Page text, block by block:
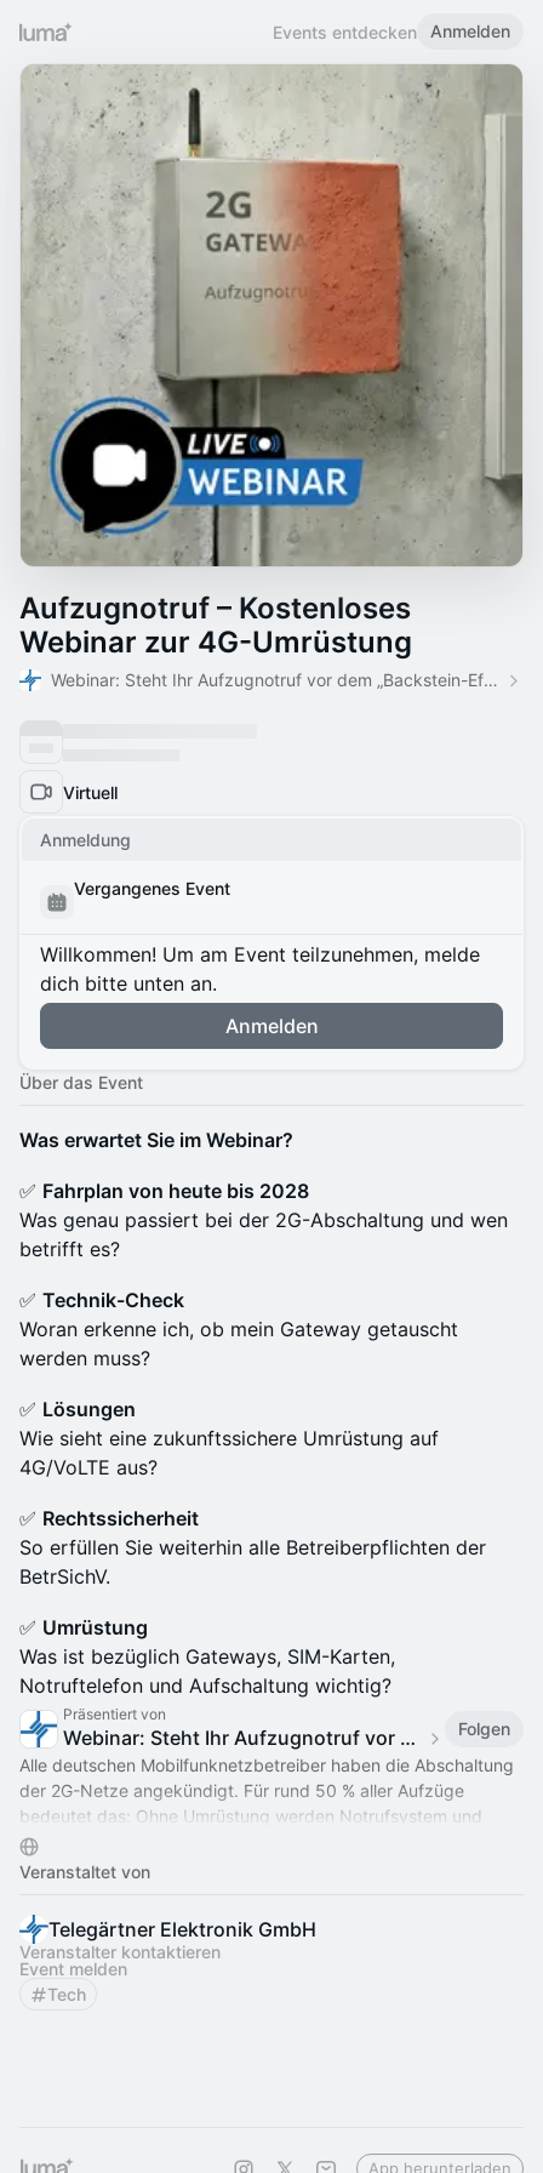
Events entdecken Anmelden
Aufzugnotruf – Kostenloses
Webinar zur 4G-Umrüstung
Webinar: Steht Ihr Aufzugnotruf vor dem „Backstein-Effekt“?
Virtuell
Anmeldung
Vergangenes Event
Willkommen! Um am Event teilzunehmen, melde
dich bitte unten an.
Anmelden
Über das Event
Was erwartet Sie im Webinar?
✅ Fahrplan von heute bis 2028
Was genau passiert bei der 2G-Abschaltung und wen
betrifft es?
✅ Technik-Check
Woran erkenne ich, ob mein Gateway getauscht
werden muss?
✅ Lösungen
Wie sieht eine zukunftssichere Umrüstung auf
4G/VoLTE aus?
✅ Rechtssicherheit
So erfüllen Sie weiterhin alle Betreiberpflichten der
BetrSichV.
✅ Umrüstung
Was ist bezüglich Gateways, SIM-Karten,
Notruftelefon und Aufschaltung wichtig?
Präsentiert von
Webinar: Steht Ihr Aufzugnotruf vor dem „Backstein-Effekt“?
Folgen
Alle deutschen Mobilfunknetzbetreiber haben die Abschaltung
der 2G-Netze angekündigt. Für rund 50 % aller Aufzüge
bedeutet das: Ohne Umrüstung werden Notrufsystem und
Aufzug funktionsunfähig.
Veranstaltet von
Telegärtner Elektronik GmbH
Veranstalter kontaktieren
Event melden
Tech
App herunterladen